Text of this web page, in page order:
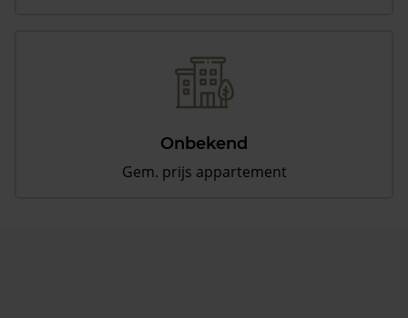
Onbekend
Gem. prijs appartement